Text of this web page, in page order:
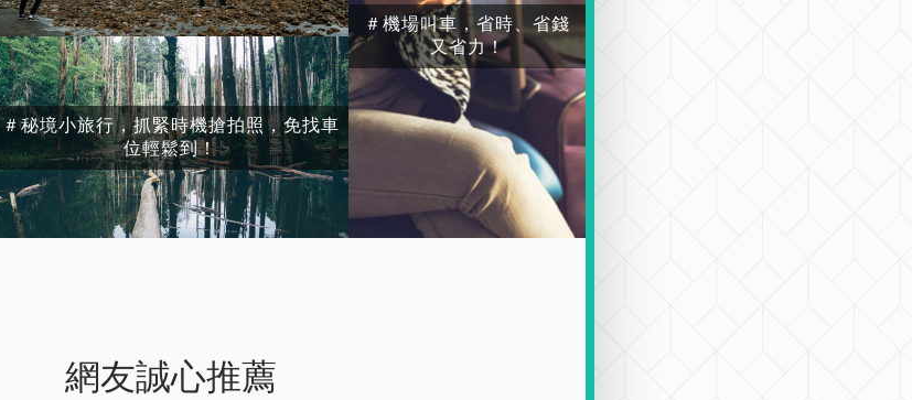
＃秘境小旅行，抓緊時機搶拍照，免找車
位輕鬆到！
＃機場叫車，省時、省錢
又省力！
網友誠心推薦